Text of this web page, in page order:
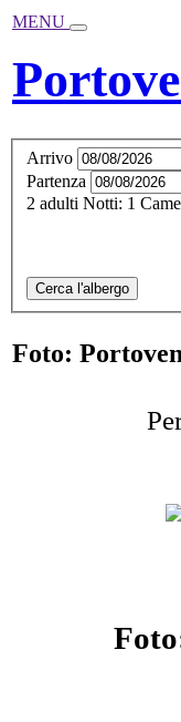
MENU
Arrivo
Partenza
2 adulti Notti: 1
Cerca l'albergo
Foto: